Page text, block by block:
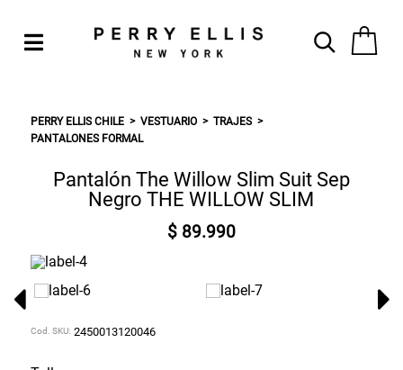
PERRY ELLIS CHILE VESTUARIO
TRAJES
PANTALONES FORMAL
Pantalón The Willow Slim Suit Sep
Negro THE WILLOW SLIM
$ 89.990
Cod. SKU: 2450013120046